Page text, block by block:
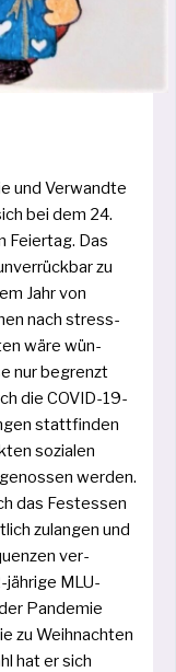
und Verwandte
bei dem 24.
Feiertag. Das
zu
Jahr von
nach stress­
wäre wün­
nur begrenzt
die COVID-19-
statt­fin­den
sozia­len
wer­den.
das Festessen
zulan­gen und
ver­
MLU-
Pandemie
zu Weihnachten
hat er sich